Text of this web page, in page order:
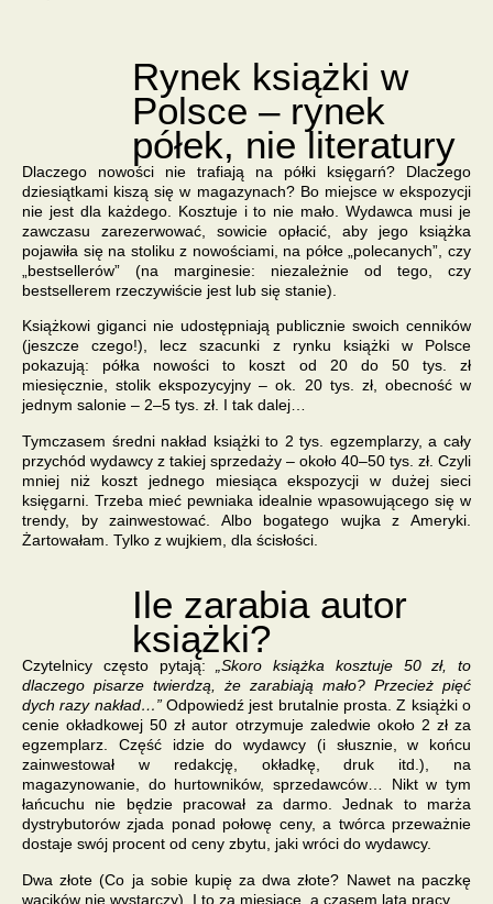
Rynek książki w
Polsce – rynek
półek, nie literatury
Dlaczego nowości nie trafiają na półki księgarń? Dlaczego
dziesiątkami kiszą się w magazynach? Bo miejsce w ekspozycji
nie jest dla każdego. Kosztuje i to nie mało . Wydawca musi je
zawczasu zarezerwować, sowicie opłacić, aby jego książka
pojawiła się na stoliku z nowościami, na półce „polecanych”, czy
„bestsellerów” (na marginesie: niezależnie od tego, czy
bestsellerem rzeczywiście jest lub się stanie).
Książkowi giganci nie udostępniają publicznie swoich cenników
(jeszcze czego!), lecz szacunki z rynku książki w Polsce
pokazują: półka nowości to koszt od 20 do 50 tys. zł
miesięcznie, stolik ekspozycyjny – ok. 20 tys. zł, obecność w
jednym salonie – 2–5 tys. zł. I tak dalej…
Tymczasem średni nakład książki to 2 tys. egzemplarzy, a cały
przychód wydawcy z takiej sprzedaży – około 40–50 tys. zł. Czyli
mniej niż koszt jednego miesiąca ekspozycji w dużej sieci
księgarni. Trzeba mieć pewniaka idealnie wpasowującego się w
trendy, by zainwestować. Albo bogatego wujka z Ameryki.
Żartowałam. Tylko z wujkiem, dla ścisłości.
Ile zarabia autor
książki?
Czytelnicy często pytają:
„Skoro książka kosztuje 50 zł, to
dlaczego pisarze twierdzą, że zarabiają mało? Przecież pięć
dych razy nakład…”Odpowiedź jest brutalnie prosta. Z książki o
cenie okładkowej 50 zł autor otrzymuje zaledwie około 2 zł za
egzemplarz. Część idzie do wydawcy (i słusznie, w końcu
zainwestował w redakcję, okładkę, druk itd.), na
magazynowanie, do hurtowników, sprzedawców… Nikt w tym
łańcuchu nie będzie pracował za darmo. Jednak to marża
dystrybutorów zjada ponad połowę ceny, a twórca przeważnie
dostaje swój procent od ceny zbytu, jaki wróci do wydawcy.
Dwa złote (Co ja sobie kupię za dwa złote? Nawet na paczkę
wacików nie wystarczy). I to za miesiące, a czasem lata pracy.